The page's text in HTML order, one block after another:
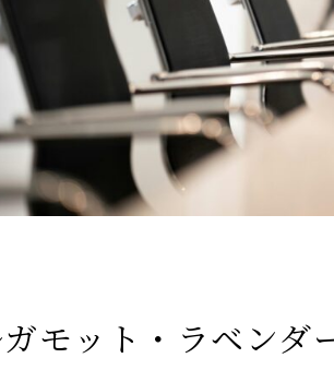
モット・ラベンダ